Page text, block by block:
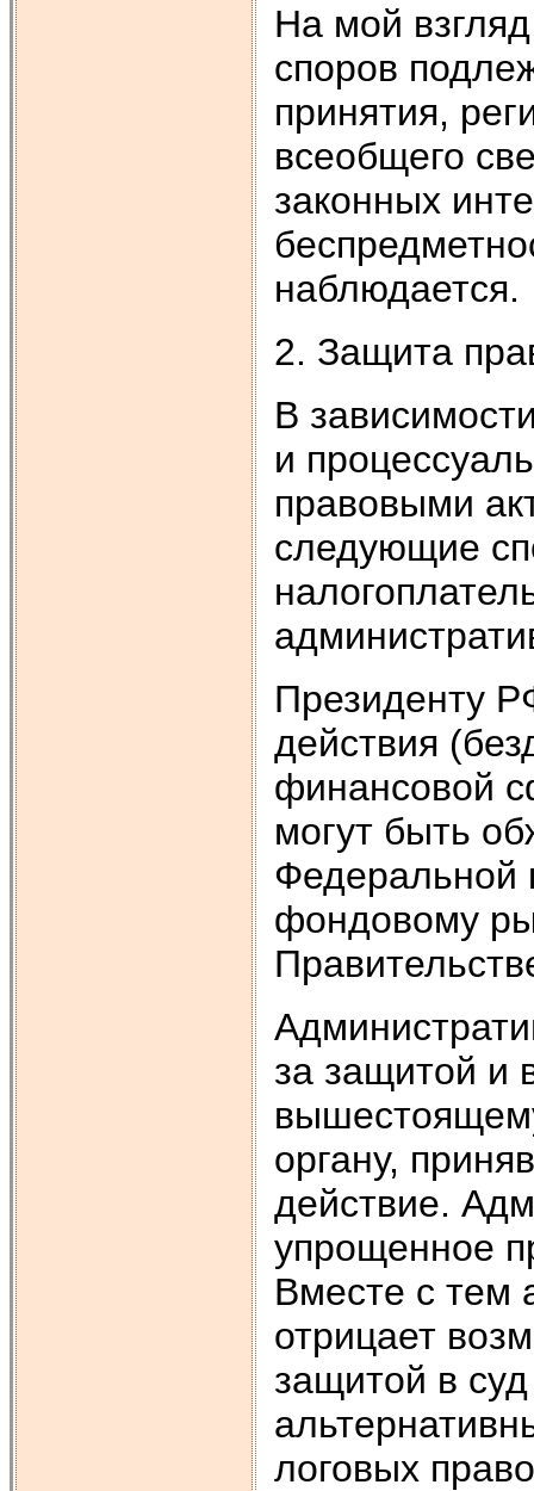
На мой
споров
принятия,
всеобщего
законных
наблюдается.
2. Защита
В
и
правовыми
следующие
Президенту
действия
финансовой
могут быть
Федеральной
фондо­вому
за защитой и
органу,
действие.
упрощенное
Вместе с тем
отрицает
защитой в
логовых